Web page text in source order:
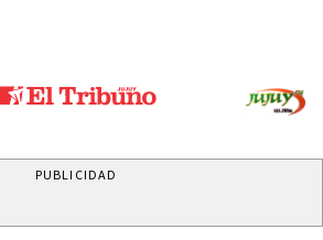
PUBLICIDAD